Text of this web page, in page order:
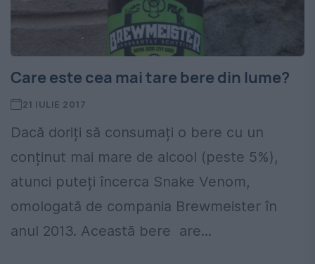
Care este cea mai tare bere din lume?
21 IULIE 2017
Dacă doriți să consumați o bere cu un
conținut mai mare de alcool (peste 5%),
atunci puteți încerca Snake Venom,
omologată de compania Brewmeister în
anul 2013. Această bere are...